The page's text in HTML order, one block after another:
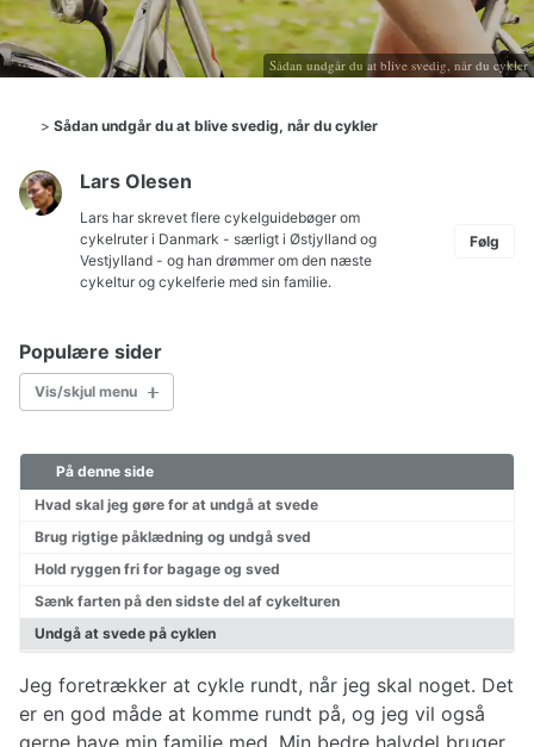
Sådan undgår du at blive svedig, når du cykler
> Sådan undgår du at blive svedig, når du cykler
Lars Olesen
Lars har skrevet flere cykelguidebøger om
cykelruter i Danmark - særligt i Østjylland og
Vestjylland - og han drømmer om den næste
cykeltur og cykelferie med sin familie.
Følg
Populære sider
Vis/skjul menu
Cykelkort Danmark
Børn på cykeltur
Hvordan pakkes cyklen?
Planlægning af cykelturen
Valg af cykel
Påklædning til cykelturen
Reparationer af cykel
Cykelruter Danmark
På denne side
Hvad skal jeg gøre for at undgå at svede
Brug rigtige påklædning og undgå sved
Hold ryggen fri for bagage og sved
Sænk farten på den sidste del af cykelturen
Undgå at svede på cyklen
Jeg foretrækker at cykle rundt, når jeg skal noget. Det
er en god måde at komme rundt på, og jeg vil også
gerne have min familie med. Min bedre halvdel bruger